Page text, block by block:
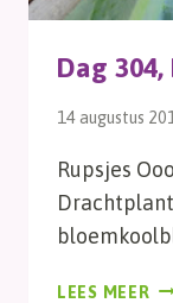
Dag 304,
14 augustus
Rupsjes
LEES MEER